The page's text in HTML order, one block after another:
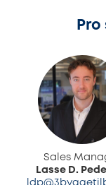
Sales
Lasse D.